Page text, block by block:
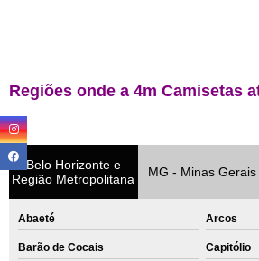
Regiões onde a 4m Camisetas
Belo Horizonte e
Região Metropolitana
MG - Minas Gerais
Abaeté Arcos
Barão de Cocais Capitólio